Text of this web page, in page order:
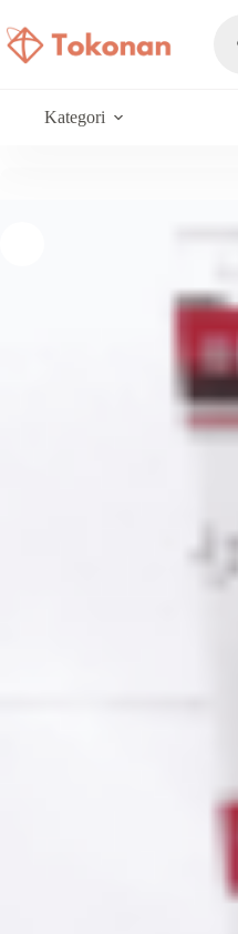
Kategori